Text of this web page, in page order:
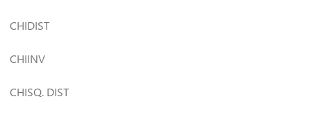
CHIDIST
CHIINV
CHISQ. DIST